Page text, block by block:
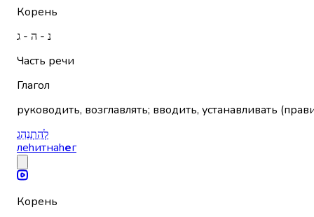
Корень
נ - ה - ג
Часть речи
Глагол
руководить, возглавлять; вводить, устанавливать
לְהִתְנַהֵג
леhитнаhег
Корень